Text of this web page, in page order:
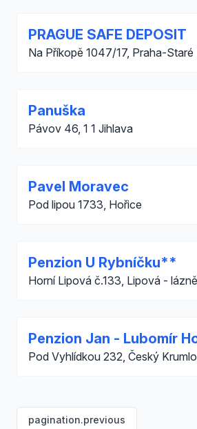
PRAGUE SAFE DEPOSIT
Na Příkopě 1047/17, Praha-Staré
Panuška
Pávov 46, 1 1 Jihlava
Pavel Moravec
Pod lipou 1733, Hořice
Penzion U Rybníčku**
Horní Lipová č.133, Lipová - lázně
Penzion Jan - Lubomír
Pod Vyhlídkou 232, Český
pagination.previous